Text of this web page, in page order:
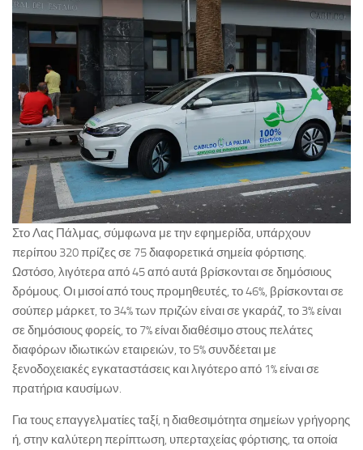
Στο Λας Πάλμας, σύμφωνα με την εφημερίδα, υπάρχουν
περίπου 320 πρίζες σε 75 διαφορετικά σημεία φόρτισης.
Ωστόσο, λιγότερα από 45 από αυτά βρίσκονται σε δημόσιους
δρόμους. Οι μισοί από τους προμηθευτές, το 46%, βρίσκονται σε
σούπερ μάρκετ, το 34% των πριζών είναι σε γκαράζ, το 3% είναι
σε δημόσιους φορείς, το 7% είναι διαθέσιμο στους πελάτες
διαφόρων ιδιωτικών εταιρειών, το 5% συνδέεται με
ξενοδοχειακές εγκαταστάσεις και λιγότερο από 1% είναι σε
πρατήρια καυσίμων.
Για τους επαγγελματίες ταξί, η διαθεσιμότητα σημείων γρήγορης
ή, στην καλύτερη περίπτωση, υπερταχείας φόρτισης, τα οποία